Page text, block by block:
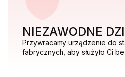
NIEZAWODNE
Przywracamy urządzenie do
fabrycznych, aby służyło Ci